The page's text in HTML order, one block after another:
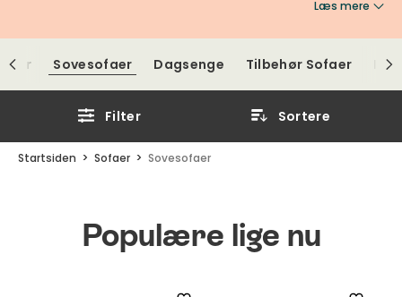
Læs mere
Sovesofaer Dagsenge Tilbehør Sofaer
Filter Sortere
Startsiden Sofaer Sovesofaer
Populære lige nu